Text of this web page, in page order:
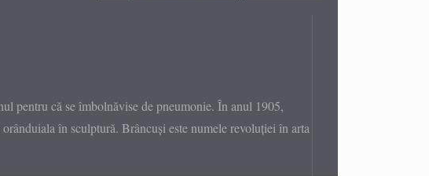
pentru că se îmbolnăvise de pneumonie. În anul 1905,
în sculptură. Brâncuși este numele revoluției în arta